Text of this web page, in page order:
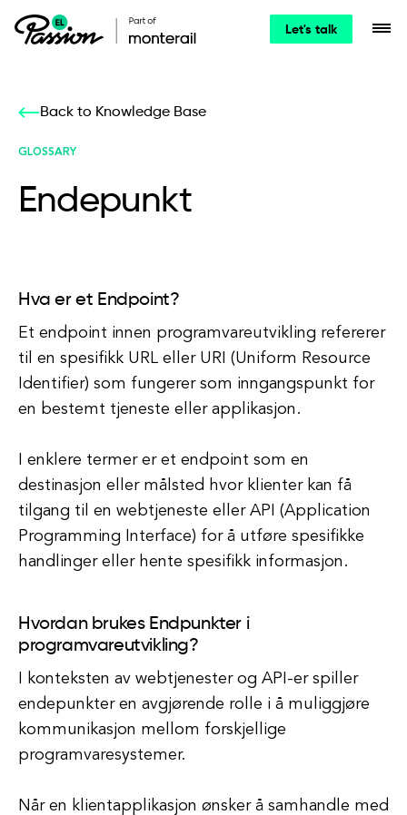
Let's talk
Back to Knowledge Base
GLOSSARY
Endepunkt
Hva er et Endpoint?
Et endpoint innen programvareutvikling refererer
til en spesifikk URL eller URI (Uniform Resource
Identifier) som fungerer som inngangspunkt for
en bestemt tjeneste eller applikasjon.
I enklere termer er et endpoint som en
destinasjon eller målsted hvor klienter kan få
tilgang til en webtjeneste eller API (Application
Programming Interface) for å utføre spesifikke
handlinger eller hente spesifikk informasjon.
Hvordan brukes Endpunkter i
programvareutvikling?
I konteksten av webtjenester og API-er spiller
endepunkter en avgjørende rolle i å muliggjøre
kommunikasjon mellom forskjellige
programvaresystemer.
Når en klientapplikasjon ønsker å samhandle med